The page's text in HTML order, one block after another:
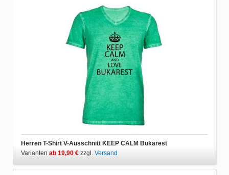
Herren T-Shirt V-Ausschnitt KEEP CALM Bukarest
Varianten ab 19,90 € zzgl. Versand